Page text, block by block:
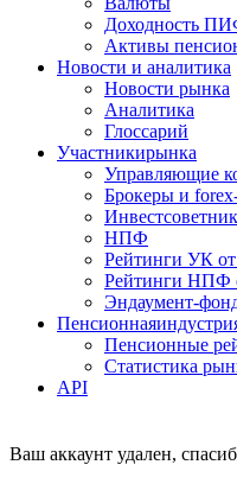
Доходность
Активы
Новости и аналитика
Новости рынка
Аналитика
Глоссарий
Участникирынка
Управляющие
Брокеры и
НПФ
Рейтинги УК от
Рейтинги НПФ
Эндаумент-
Пенсионная
Пенсионные
Статистика
API
Ваш аккаунт удален,